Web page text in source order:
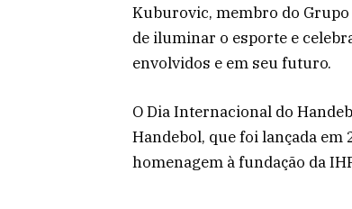
Kuburovic, membro do Grupo
de iluminar o esporte e
envolvidos e em seu futuro.
O Dia Internacional do
Handebol, que foi lançada em
homenagem à fundação da